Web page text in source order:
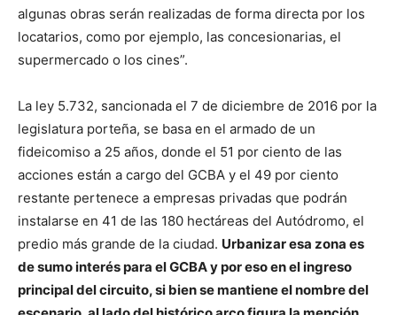
algunas obras serán realizadas de forma directa por los
locatarios, como por ejemplo, las concesionarias, el
supermercado o los cines”.
La ley 5.732, sancionada el 7 de diciembre de 2016 por la
legislatura porteña, se basa en el armado de un
fideicomiso a 25 años, donde el 51 por ciento de las
acciones están a cargo del GCBA y el 49 por ciento
restante pertenece a empresas privadas que podrán
instalarse en 41 de las 180 hectáreas del Autódromo, el
predio más grande de la ciudad. Urbanizar esa zona es
de sumo interés para el GCBA y por eso en el ingreso
principal del circuito, si bien se mantiene el nombre del